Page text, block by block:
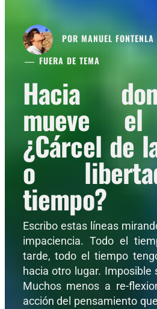
POR MANUEL FONTENLA
FUERA DE TEMA
Hacia
mueve el
¿Cárcel de
o
tiempo?
Escribo estas líneas
impaciencia. Todo el
tarde, todo el tiempo
hacia otro lugar. Imposible
Muchos menos a re-
acción del pensamiento